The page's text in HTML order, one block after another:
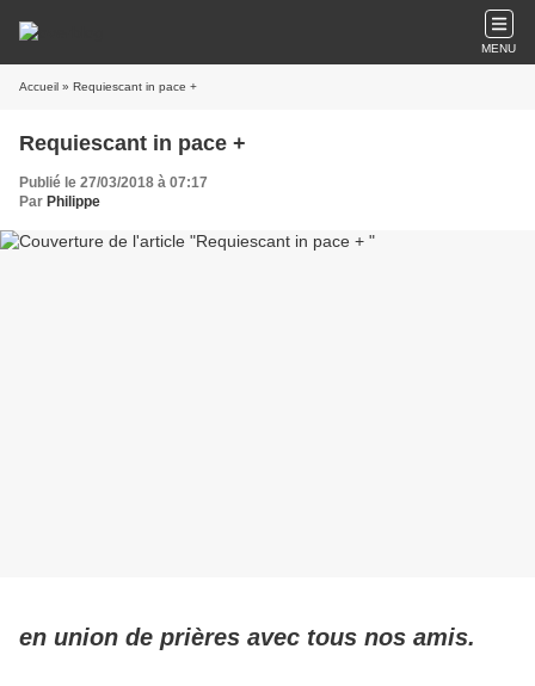
MENU
Accueil » Requiescant in pace +
Requiescant in pace +
Publié le 27/03/2018 à 07:17
Par Philippe
en union de prières avec tous nos amis.